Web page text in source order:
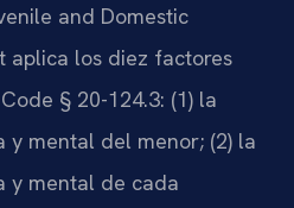
and Domestic
aplica los diez factores
§ 20-124.3: (1) la
y mental del menor; (2) la
y mental de cada